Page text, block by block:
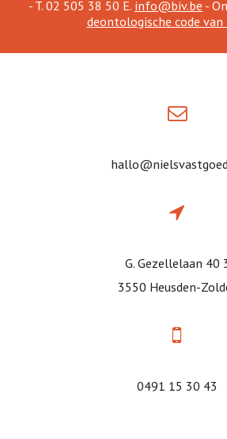
- T. 02 505 38 50 E. info@biv.be -
deontologische code van
G. Gezellelaan 40
3550 Heusden-
0491 15 30 43